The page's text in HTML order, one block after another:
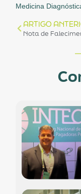
Medicina
ARTIGO
Nota de